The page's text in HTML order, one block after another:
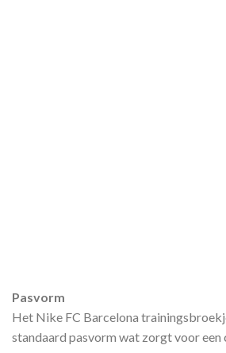
Pasvorm
Het Nike FC Barcelona
standaard pasvorm wat zorgt voor